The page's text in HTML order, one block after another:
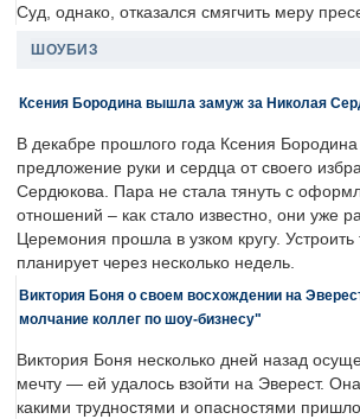
Суд, однако, отказался смягчить меру
ШОУБИЗ
Ксения Бородина вышла замуж за Николая
В декабре прошлого года Ксения
предложение руки и сердца от своего
Сердюкова. Пара не стала тянуть с
отношений – как стало известно, они уже
Церемония прошла в узком кругу. Устроить
планирует через несколько недель.
Виктория Боня о своем восхождении на
молчание коллег по шоу-бизнесу"
Виктория Боня несколько дней назад
мечту — ей удалось взойти на Эверест.
какими трудностями и опасностями